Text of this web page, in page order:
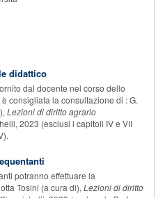
didattico
dal docente nel corso dello
consigliata la consultazione di : G.
Lezioni di diritto agrario
2023 (esclusi i capitoli IV e VII
potranno effettuare la
Tosini (a cura di), Lezioni di diritto